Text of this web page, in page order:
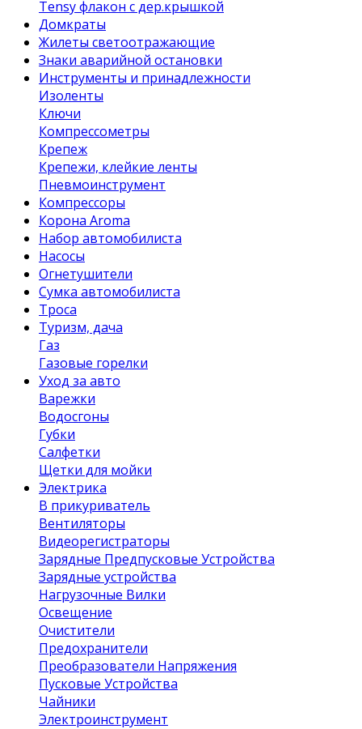
Tensy флакон с дер.крышкой
Домкраты
Жилеты светоотражающие
Знаки аварийной остановки
Инструменты и принадлежности
Изоленты
Ключи
Компрессометры
Крепеж
Крепежи, клейкие ленты
Пневмоинструмент
Компрессоры
Корона Aroma
Набор автомобилиста
Насосы
Огнетушители
Сумка автомобилиста
Троса
Туризм, дача
Газ
Газовые горелки
Уход за авто
Варежки
Водосгоны
Губки
Салфетки
Щетки для мойки
Электрика
В прикуриватель
Вентиляторы
Видеорегистраторы
Зарядные Предпусковые Устройства
Зарядные устройства
Нагрузочные Вилки
Освещение
Очистители
Предохранители
Преобразователи Напряжения
Пусковые Устройства
Чайники
Электроинструмент